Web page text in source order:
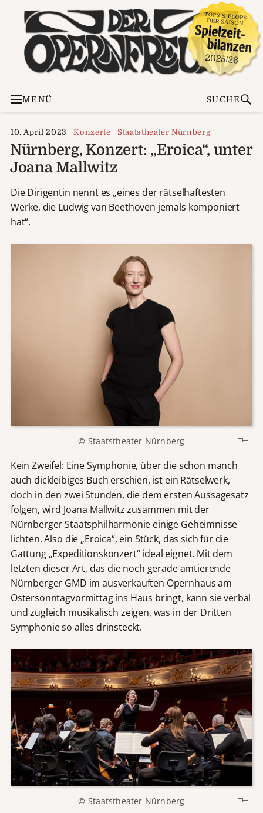
MENÜ SUCHE
10. April 2023 Konzerte Staatstheater Nürnberg
Nürnberg, Konzert: „Eroica“, unter
Joana Mallwitz
Die Dirigentin nennt es „eines der rätselhaftesten
Werke, die Ludwig van Beethoven jemals komponiert
hat“.
© Staatstheater Nürnberg
Kein Zweifel: Eine Symphonie, über die schon manch
auch dickleibiges Buch erschien, ist ein Rätselwerk,
doch in den zwei Stunden, die dem ersten Aussagesatz
folgen, wird Joana Mallwitz zusammen mit der
Nürnberger Staatsphilharmonie einige Geheimnisse
lichten. Also die „Eroica“, ein Stück, das sich für die
Gattung „Expeditionskonzert“ ideal eignet. Mit dem
letzten dieser Art, das die noch gerade amtierende
Nürnberger GMD im ausverkauften Opernhaus am
Ostersonntagvormittag ins Haus bringt, kann sie verbal
und zugleich musikalisch zeigen, was in der Dritten
Symphonie so alles drinsteckt.
© Staatstheater Nürnberg